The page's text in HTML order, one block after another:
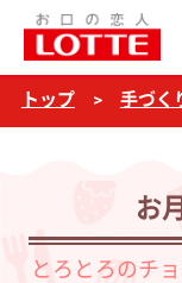
お
月
見
コ
トップ 手づく
お
とろとろのチ